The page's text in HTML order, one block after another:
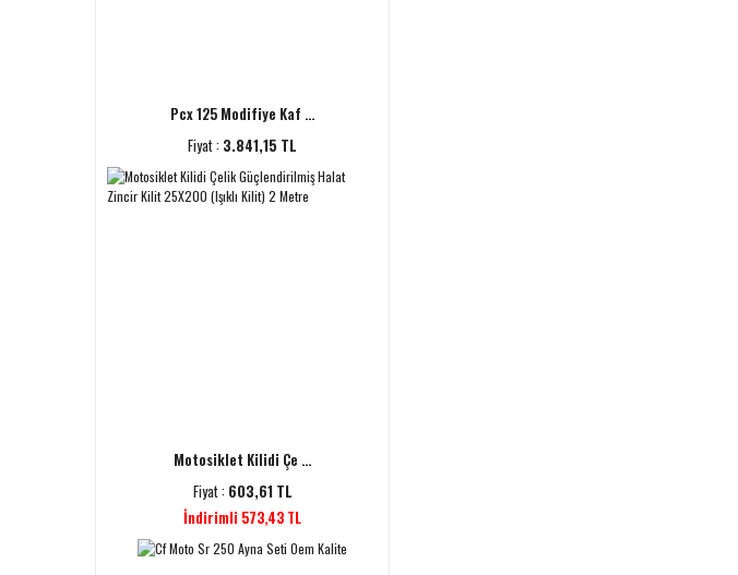
Pcx 125 Modifiye Kaf ...
Fiyat : 3.841,15 TL
Motosiklet Kilidi Çe ...
Fiyat : 603,61 TL
İndirimli 573,43 TL